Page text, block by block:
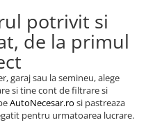
potrivit si
de la primul
garaj sau la semineu, alege
si tine cont de filtrare si
AutoNecesar.ro si pastreaza
pentru urmatoarea lucrare.